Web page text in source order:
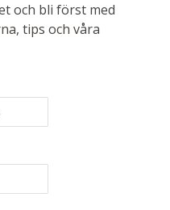
och bli först med
tips och våra